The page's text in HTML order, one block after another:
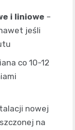
i liniowe –
jeśli
co 10-12
nowej
na